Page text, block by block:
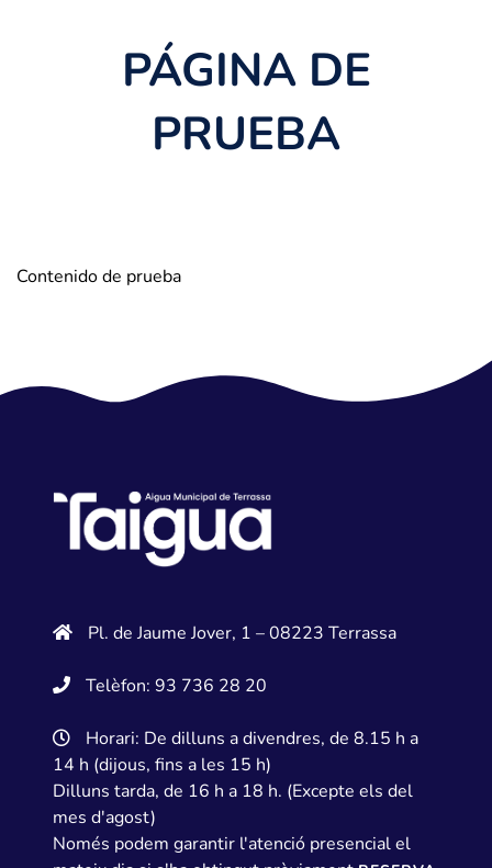
PÁGINA DE
PRUEBA
Contenido de prueba
Pl. de Jaume Jover, 1 – 08223 Terrassa
Telèfon: 93 736 28 20
Horari: De dilluns a divendres, de 8.15 h a
14 h (dijous, fins a les 15 h)
Dilluns tarda, de 16 h a 18 h. (Excepte els del
mes d'agost)
Només podem garantir l'atenció presencial el